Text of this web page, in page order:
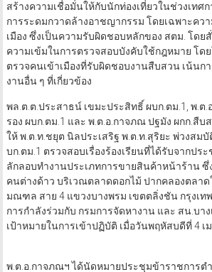
สร้างความเชื่อมั่นให้กับนักท่องเที่ยวในช่วงเทศ
การระดมกวาดล้างอาชญากรรม โดยเฉพาะคว
เมือง ซึ่งเป็นความรับผิดชอบหลักของ สตม. โดย
ความเข้มในการตรวจสอบบังคับใช้กฎหมาย โด
ตรวจคนเข้าเมืองที่รับผิดชอบงานสืบสวน เน้นก
งานอื่น ๆ ที่เกี่ยวข้อง
พล.ต.ต.ประสาธน์ เขมะประสิทธิ์ ผบก.ตม.1, พ.ต
รอง ผบก.ตม.1 และ พ.ต.อ.กาจภณ ปฐมัง ผกก.สืบ
ให้ พ.ต.ท.ชยุต นิลประเสริฐ พ.ต.ท.สุริยะ พ่วงสม
บก.ตม.1 ตรวจสอบเรื่องร้องเรียนที่ได้รับจากปร
ลักลอบทำงานประเภทการขายสินค้าหน้าร้าน ซึ่
คนต่างด้าว บริเวณตลาดดอกไม้ ปากคลองตลา
มณฑล สาย 4 แขวงบางพรม เขตตลิ่งชัน กรุงเ
การกำลังร่วมกับ กรมการจัดหางาน และ สน.บา
เป้าหมายในการเข้าปฏิบัติ เมื่อวันพฤหัสบดีที่ 4 เ
พ.ต.อ.กาจภณฯ ได้นัดหมายประชุมข้าราชการต